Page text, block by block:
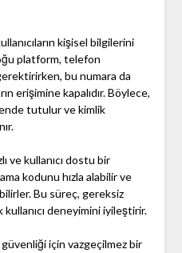
kişisel bilgilerini
platform, telefon
bu numara da
erişimine kapalıdır. Böylece,
tutulur ve kimlik
ve kullanıcı dostu bir
kodunu hızla alabilir ve
Bu süreç, gereksiz
kullanıcı deneyimini iyileştirir.
için vazgeçilmez bir